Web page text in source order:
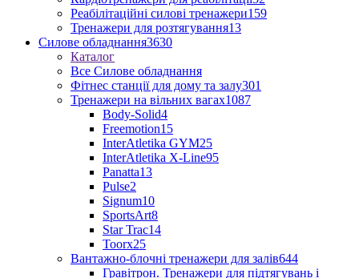
Реабілітаційні силові тренажери159
Тренажери для розтягування13
Силове обладнання3630
Каталог
Все Силове обладнання
Фітнес станції для дому та залу301
Тренажери на вільних вагах1087
Body-Solid4
Freemotion15
InterAtletika GYM25
InterAtletika X-Line95
Panatta13
Pulse2
Signum10
SportsArt8
Star Trac14
Toorx25
Вантажно-блочні тренажери для залів644
Гравітрон. Тренажери для підтягувань і